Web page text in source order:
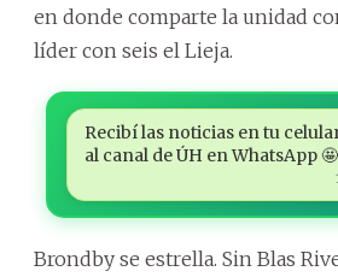
en donde comparte la unidad
líder con seis el Lieja.
Recibí las noticias en tu
al canal de ÚH en WhatsApp 🤩
Brondby se estrella. Sin Blas